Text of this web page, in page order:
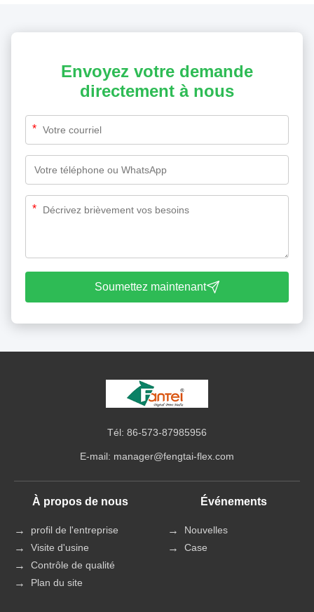
Envoyez votre demande
directement à nous
*
*
Soumettez maintenant
Tél: 86-573-87985956
E-mail: manager@fengtai-flex.com
À propos de nous
profil de l'entreprise
Visite d'usine
Contrôle de qualité
Plan du site
Événements
Nouvelles
Case